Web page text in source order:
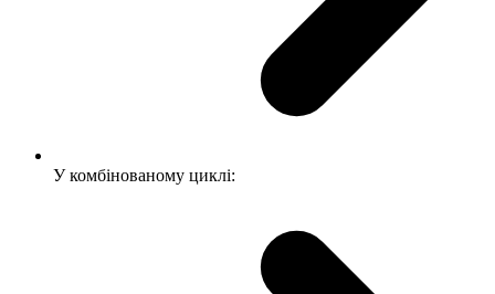
У комбінованому циклі: